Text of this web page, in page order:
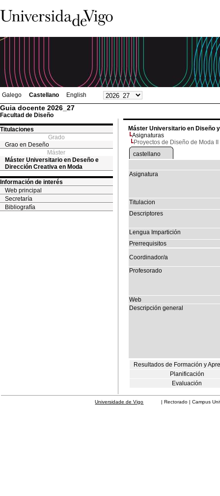
Galego Castellano English
Guia docente 2026_27
Facultad de Diseño
Titulaciones
Grado
Grao en Deseño
Máster
Máster Universitario en Deseño e
Dirección Creativa en Moda
Información de interés
Web principal
Secretaría
Bibliografía
Máster Universitario en Diseño
Asignaturas
Proyectos de Diseño de Moda II
castellano
Asignatura
Titulacion
Descriptores
Lengua Impartición
Prerrequisitos
Coordinador/a
Profesorado
Web
Descripción general
Resultados de Formación y
Planificación
Evaluación
Universidade de Vigo | Rectorado | Campus